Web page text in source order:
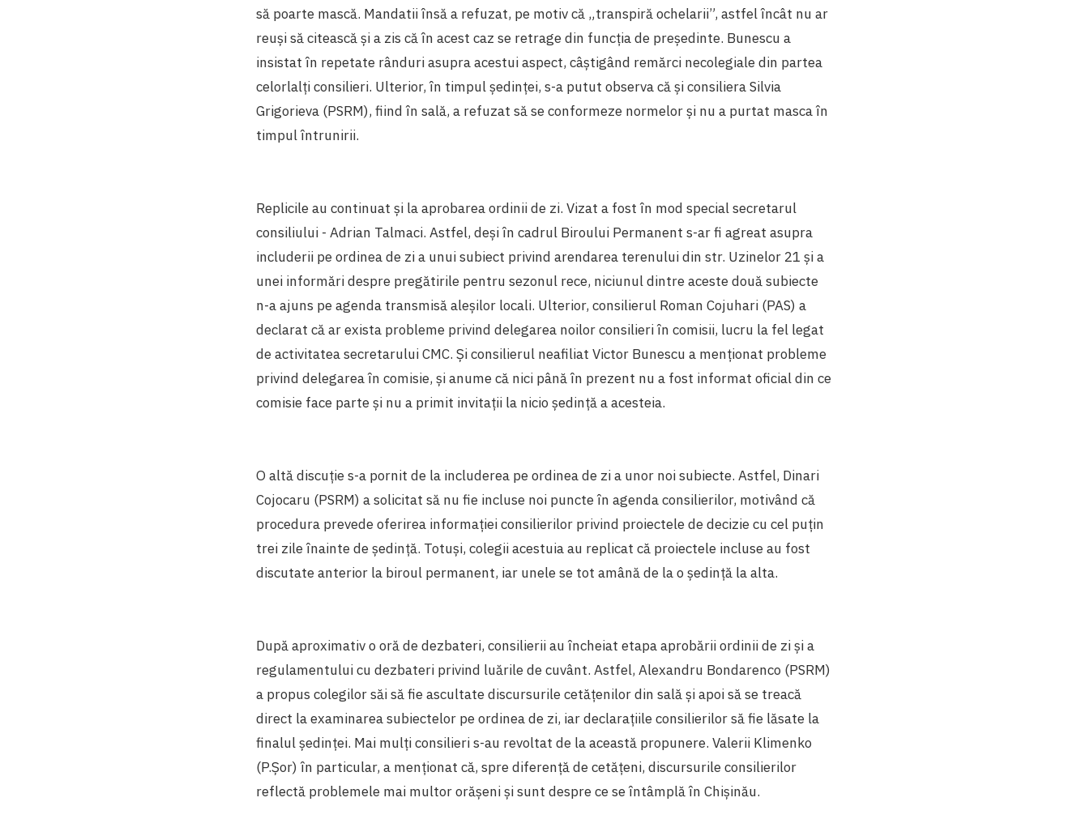
să poarte mască. Mandatii însă a refuzat, pe motiv că „transpiră ochelarii”, astfel încât nu ar
reuși să citească și a zis că în acest caz se retrage din funcția de președinte. Bunescu a
insistat în repetate rânduri asupra acestui aspect, câștigând remărci necolegiale din partea
celorlalți consilieri. Ulterior, în timpul ședinței, s-a putut observa că și consiliera Silvia
Grigorieva (PSRM), fiind în sală, a refuzat să se conformeze normelor și nu a purtat masca în
timpul întrunirii.
Replicile au continuat și la aprobarea ordinii de zi. Vizat a fost în mod special secretarul
consiliului - Adrian Talmaci. Astfel, deși în cadrul Biroului Permanent s-ar fi agreat asupra
includerii pe ordinea de zi a unui subiect privind arendarea terenului din str. Uzinelor 21 și a
unei informări despre pregătirile pentru sezonul rece, niciunul dintre aceste două subiecte
n-a ajuns pe agenda transmisă aleșilor locali. Ulterior, consilierul Roman Cojuhari (PAS) a
declarat că ar exista probleme privind delegarea noilor consilieri în comisii, lucru la fel legat
de activitatea secretarului CMC. Și consilierul neafiliat Victor Bunescu a menționat probleme
privind delegarea în comisie, și anume că nici până în prezent nu a fost informat oficial din ce
comisie face parte și nu a primit invitații la nicio ședință a acesteia.
O altă discuție s-a pornit de la includerea pe ordinea de zi a unor noi subiecte. Astfel, Dinari
Cojocaru (PSRM) a solicitat să nu fie incluse noi puncte în agenda consilierilor, motivând că
procedura prevede oferirea informației consilierilor privind proiectele de decizie cu cel puțin
trei zile înainte de ședință. Totuși, colegii acestuia au replicat că proiectele incluse au fost
discutate anterior la biroul permanent, iar unele se tot amână de la o ședință la alta.
După aproximativ o oră de dezbateri, consilierii au încheiat etapa aprobării ordinii de zi și a
regulamentului cu dezbateri privind luările de cuvânt. Astfel, Alexandru Bondarenco (PSRM)
a propus colegilor săi să fie ascultate discursurile cetățenilor din sală și apoi să se treacă
direct la examinarea subiectelor pe ordinea de zi, iar declarațiile consilierilor să fie lăsate la
finalul ședinței. Mai mulți consilieri s-au revoltat de la această propunere. Valerii Klimenko
(P.Șor) în particular, a menționat că, spre diferență de cetățeni, discursurile consilierilor
reflectă problemele mai multor orășeni și sunt despre ce se întâmplă în Chișinău.